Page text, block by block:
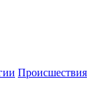
Происшествия